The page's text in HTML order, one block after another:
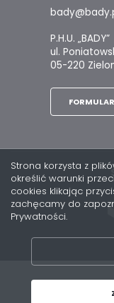
P.H.U. „BADY”
ul.
05-220
Strona korzysta z
określić warunki
cookies klikając
zachęcamy do
Prywatności.